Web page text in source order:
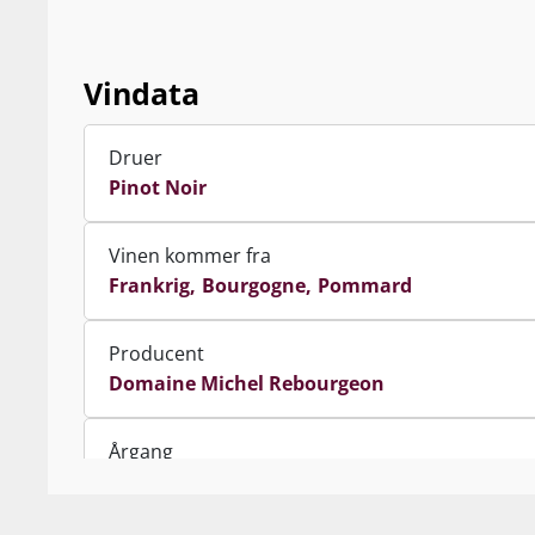
vin-geni, hvilket naturligvis kun har bidraget til
Vindata
Druer
Pinot Noir
Vinen kommer fra
Frankrig Bourgogne Pommard
Producent
Domaine Michel Rebourgeon
Årgang